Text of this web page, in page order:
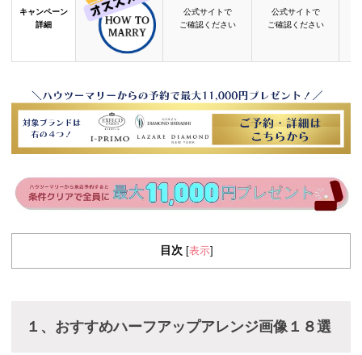
キャンペーン
詳細
公式サイトで
ご確認ください
公式サイトで
ご確認ください
目次 表示
１、おすすめハーフアップアレンジ画像１８選